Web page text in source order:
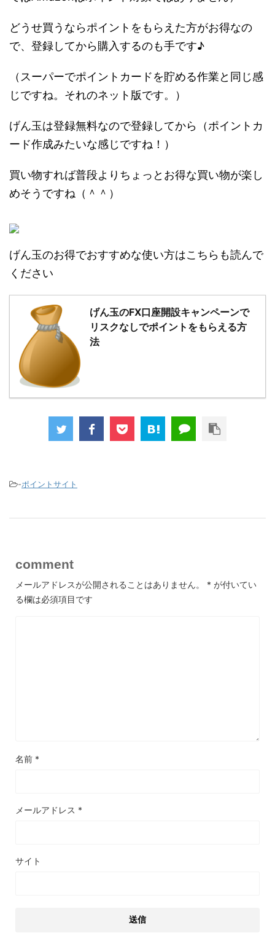
どうせ買うならポイントをもらえた方がお得なの
で、登録してから購入するのも手です♪
（スーパーでポイントカードを貯める作業と同じ感
じですね。それのネット版です。）
げん玉は登録無料なので登録してから（ポイントカ
ード作成みたいな感じですね！）
買い物すれば普段よりちょっとお得な買い物が楽し
めそうですね（＾＾）
げん玉のお得でおすすめな使い方はこちらも読んで
ください
げん玉のFX口座開設キャンペーンで
リスクなしでポイントをもらえる方
法
-ポイントサイト
comment
メールアドレスが公開されることはありません。 * が付いてい
る欄は必須項目です
名前 *
メールアドレス *
サイト